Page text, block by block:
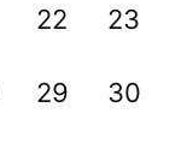
22 23
29 30